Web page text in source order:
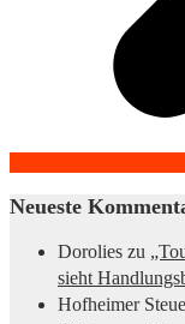
Neueste
Dorolies zu
sieht
Hofheimer